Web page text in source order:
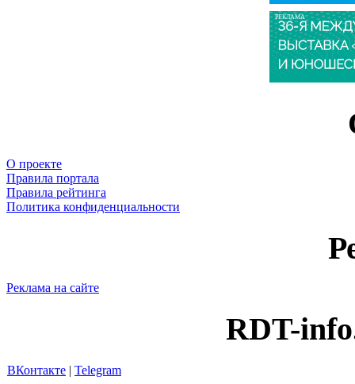
РЕКЛАМА
О проекте
Правила портала
Правила рейтинга
Политика конфиденциальности
Реклама на сайте
RDT-
ВКонтакте | Telegram